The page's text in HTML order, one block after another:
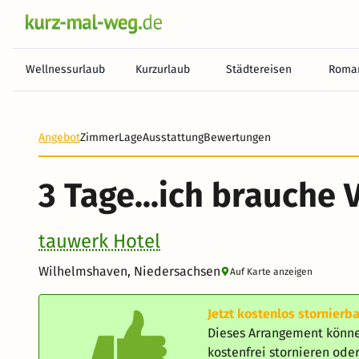
Wellnessurlaub Kurzurlaub Städtereisen
Heute noch keine Zahlung erforderlich! Zahlen Sie
AngebotZimmerLageAusstattungBewertungen
3 Tage...ich brauche
tauwerk Hotel
Wilhelmshaven, Niedersachsen Auf Karte anzeigen
Jetzt kostenlos
Dieses Arrangement
kostenfrei stornieren